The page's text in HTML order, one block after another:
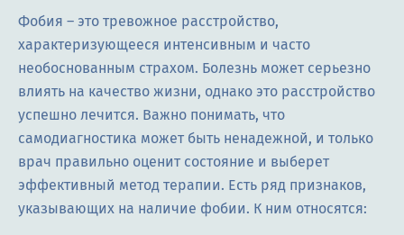
Фобия – это тревожное расстройство,
характеризующееся интенсивным и часто
необоснованным страхом. Болезнь может серьезно
влиять на качество жизни, однако это расстройство
успешно лечится. Важно понимать, что
самодиагностика может быть ненадежной, и только
врач правильно оценит состояние и выберет
эффективный метод терапии. Есть ряд признаков,
указывающих на наличие фобии. К ним относятся: